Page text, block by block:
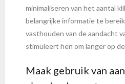
minimaliseren van het aantal
belangrijke informatie te
vasthouden van de aandacht
stimuleert hen om langer op
Maak gebruik van